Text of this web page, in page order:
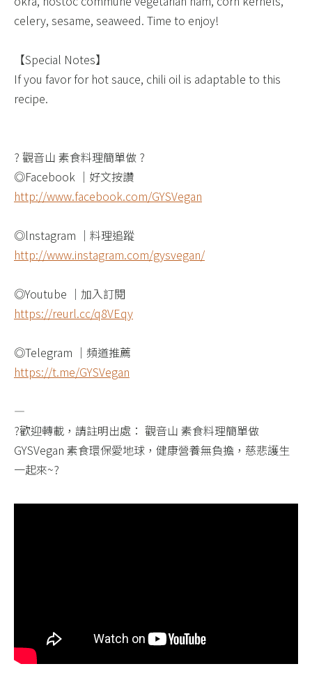
celery, sesame, seaweed. Time to enjoy!​
【Special Notes】 ​
If you favor for hot sauce, chili oil is adaptable to this
recipe.​
? 觀音山 素食料理簡單做 ? ​
◎Facebook ｜好文按讚​
http://www.facebook.com/GYSVegan​
◎lnstagram ｜料理追蹤​
http://www.instagram.com/gysvegan/​
◎Youtube ｜加入訂閱​
https://reurl.cc/q8VEqy​
◎Telegram ｜頻道推薦​
https://t.me/GYSVegan​
—​
?歡迎轉載，請註明出處： 觀音山 素食料理簡單做
GYSVegan 素食環保愛地球，健康營養無負擔，慈悲護生
一起來~?